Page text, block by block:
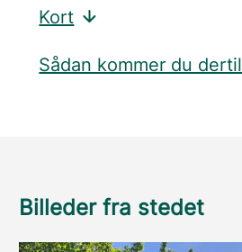
Kort
Sådan kommer du dertil
Billeder fra stedet